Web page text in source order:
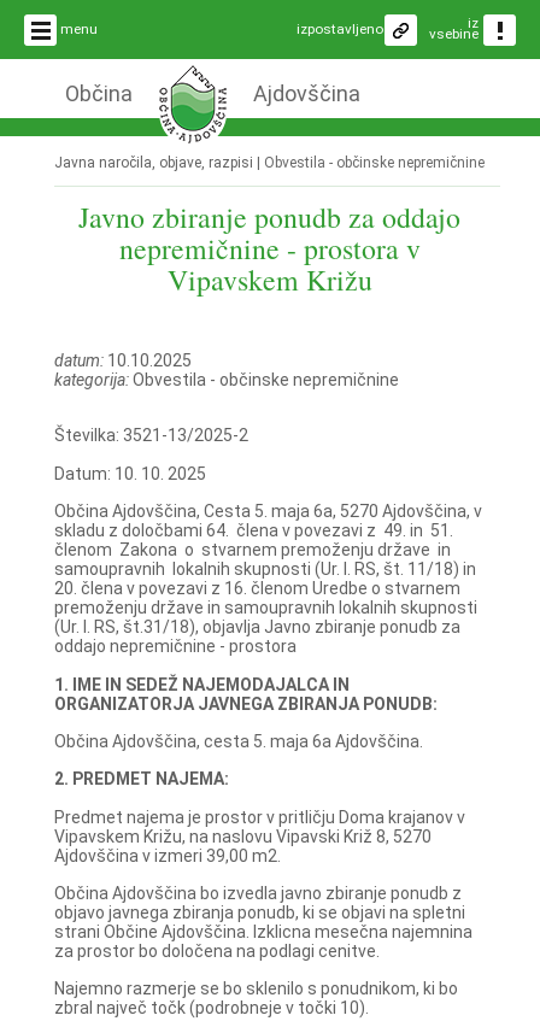
menu iz
vsebine
izpostavljeno
Občina Ajdovščina
Javna naročila, objave, razpisi | Obvestila - občinske nepremičnine
Javno zbiranje ponudb za oddajo
nepremičnine - prostora v
Vipavskem Križu
datum:10.10.2025
kategorija:Obvestila - občinske nepremičnine
Številka: 3521-13/2025-2
Datum: 10. 10. 2025
Občina Ajdovščina, Cesta 5. maja 6a, 5270 Ajdovščina, v
skladu z določbami 64. člena v povezavi z 49. in 51.
členom Zakona o stvarnem premoženju države in
samoupravnih lokalnih skupnosti (Ur. l. RS, št. 11/18) in
20. člena v povezavi z 16. členom Uredbe o stvarnem
premoženju države in samoupravnih lokalnih skupnosti
(Ur. l. RS, št.31/18), objavlja Javno zbiranje ponudb za
oddajo nepremičnine - prostora
1. IME IN SEDEŽ NAJEMODAJALCA IN
ORGANIZATORJA JAVNEGA ZBIRANJA PONUDB:
Občina Ajdovščina, cesta 5. maja 6a Ajdovščina.
2. PREDMET NAJEMA:
Predmet najema je prostor v pritličju Doma krajanov v
Vipavskem Križu, na naslovu Vipavski Križ 8, 5270
Ajdovščina v izmeri 39,00 m2.
Občina Ajdovščina bo izvedla javno zbiranje ponudb z
objavo javnega zbiranja ponudb, ki se objavi na spletni
strani Občine Ajdovščina. Izklicna mesečna najemnina
za prostor bo določena na podlagi cenitve.
Najemno razmerje se bo sklenilo s ponudnikom, ki bo
zbral največ točk (podrobneje v točki 10).